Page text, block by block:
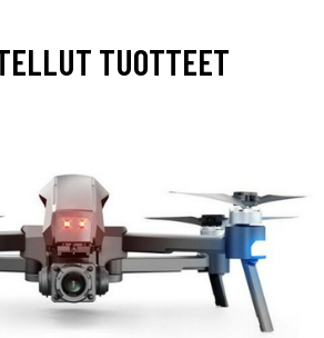
TUOTTEET